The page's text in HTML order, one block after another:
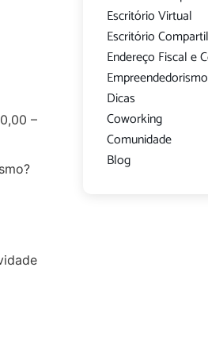
–
Escritório Virtual
Escritório
Endereço Fiscal e
Empreendedorismo
Dicas
Coworking
Comunidade
Blog